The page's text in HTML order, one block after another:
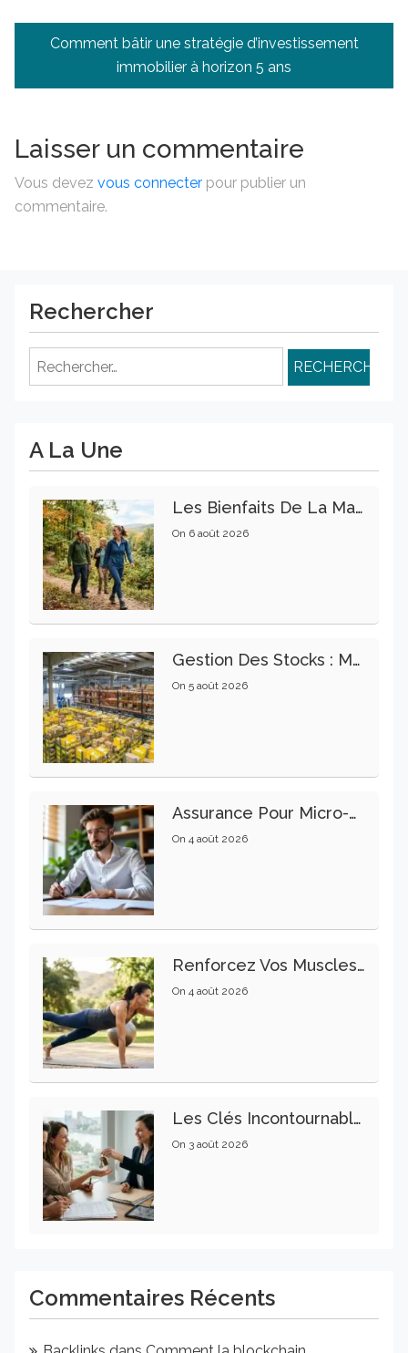
Navigation
l’article
Comment bâtir une stratégie d’investissement
immobilier à horizon 5 ans
Laisser un commentaire
Vous devez vous connecter pour publier un
commentaire.
Rechercher
Rechercher :
A La Une
Les Bienfaits De La Marche Sur La Santé Physique Et Mentale
On 6 août 2026
Gestion Des Stocks : Meilleures Pratiques Intralogistiques
On 5 août 2026
Assurance Pour Micro-Entrepreneur : Les Garanties Essentielles À Connaître
On 4 août 2026
Renforcez Vos Muscles Profonds Pour Apaiser Votre Mal De Dos
On 4 août 2026
Les Clés Incontournables Pour Réussir Vos Transactions Immobilières
On 3 août 2026
Commentaires Récents